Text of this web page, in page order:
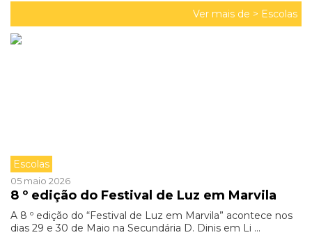
Ver mais de > Escolas
Escolas
05 maio 2026
8 º edição do Festival de Luz em Marvila
A 8 º edição do “Festival de Luz em Marvila” acontece nos
dias 29 e 30 de Maio na Secundária D. Dinis em Li ...